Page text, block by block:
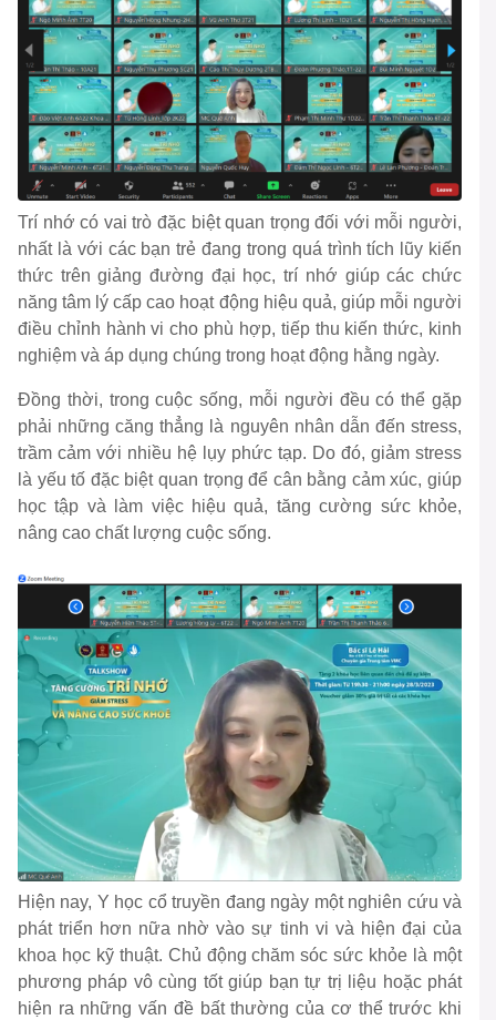
Trí nhớ có vai trò đặc biệt quan trọng đối với mỗi người,
nhất là với các bạn trẻ đang trong quá trình tích lũy kiến
thức trên giảng đường đại học, trí nhớ giúp các chức
năng tâm lý cấp cao hoạt động hiệu quả, giúp mỗi người
điều chỉnh hành vi cho phù hợp, tiếp thu kiến thức, kinh
nghiệm và áp dụng chúng trong hoạt động hằng ngày.
Đồng thời, trong cuộc sống, mỗi người đều có thể gặp
phải những căng thẳng là nguyên nhân dẫn đến stress,
trầm cảm với nhiều hệ lụy phức tạp. Do đó, giảm stress
là yếu tố đặc biệt quan trọng để cân bằng cảm xúc, giúp
học tập và làm việc hiệu quả, tăng cường sức khỏe,
nâng cao chất lượng cuộc sống.
Hiện nay, Y học cổ truyền đang ngày một nghiên cứu và
phát triển hơn nữa nhờ vào sự tinh vi và hiện đại của
khoa học kỹ thuật. Chủ động chăm sóc sức khỏe là một
phương pháp vô cùng tốt giúp bạn tự trị liệu hoặc phát
hiện ra những vấn đề bất thường của cơ thể trước khi